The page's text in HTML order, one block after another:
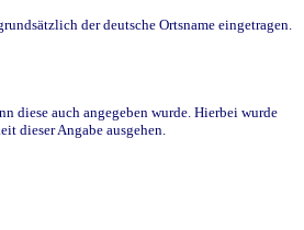
der deutsche Ortsname eingetragen.
diese auch angegeben wurde. Hierbei wurde
dieser Angabe ausgehen.